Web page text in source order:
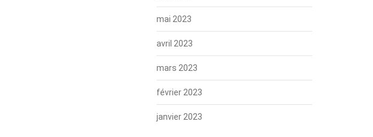
mai 2023
avril 2023
mars 2023
février 2023
janvier 2023